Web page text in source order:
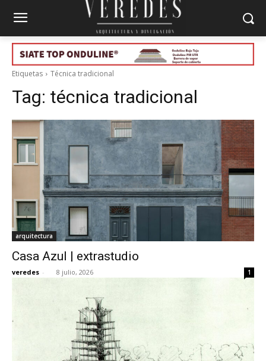
Etiquetas Técnica tradicional
Tag: técnica tradicional
arquitectura
Casa Azul | extrastudio
veredes - 8 julio, 2026 1